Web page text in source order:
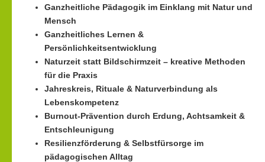
Ganzheitliche Pädagogik im Einklang mit Natur und
Mensch
Ganzheitliches Lernen &
Persönlichkeitsentwicklung
Naturzeit statt Bildschirmzeit – kreative Methoden
für die Praxis
Jahreskreis, Rituale & Naturverbindung als
Lebenskompetenz
Burnout-Prävention durch Erdung, Achtsamkeit &
Entschleunigung
Resilienzförderung & Selbstfürsorge im
pädagogischen Alltag